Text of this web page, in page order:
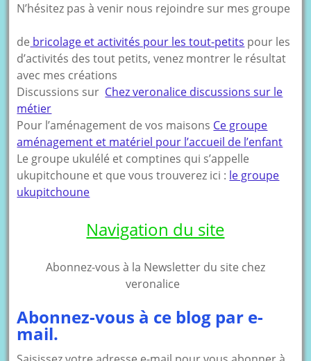
N’hésitez pas à venir nous rejoindre sur mes groupe
de bricolage et activités pour les tout-petits pour les
d’activités des tout petits, venez montrer le résultat
avec mes créations
Discussions sur Chez veronalice discussions sur le
métier
Pour l’aménagement de vos maisons Ce groupe
aménagement et matériel pour l’accueil de l’enfant
Le groupe ukulélé et comptines qui s’appelle
ukupitchoune et que vous trouverez ici : le groupe
ukupitchoune
Navigation du site
Abonnez-vous à la Newsletter du site chez
veronalice
Abonnez-vous à ce blog par e-
mail.